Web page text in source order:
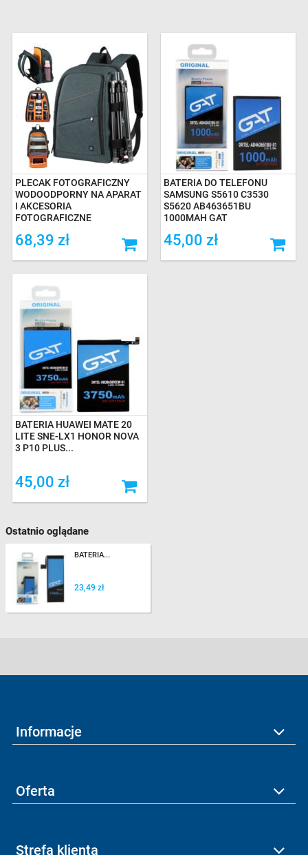
PLECAK FOTOGRAFICZNY
WODOODPORNY NA APARAT
I AKCESORIA
FOTOGRAFICZNE
68,39 zł
BATERIA DO TELEFONU
SAMSUNG S5610 C3530
S5620 AB463651BU
1000MAH GAT
45,00 zł
BATERIA HUAWEI MATE 20
LITE SNE-LX1 HONOR NOVA
3 P10 PLUS...
45,00 zł
Ostatnio oglądane
BATERIA...
23,49 zł
Informacje
Oferta
Strefa klienta